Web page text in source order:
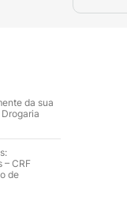
da sua
CRF
de